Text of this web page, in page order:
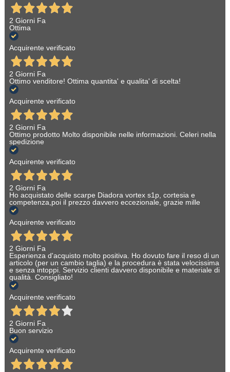
2 Giorni Fa
Ottima
Acquirente verificato
2 Giorni Fa
Ottimo venditore! Ottima quantita' e qualita' di scelta!
Acquirente verificato
2 Giorni Fa
Ottimo prodotto Molto disponibile nelle informazioni. Celeri nella
spedizione
Acquirente verificato
2 Giorni Fa
Ho acquistato delle scarpe Diadora vortex s1p, cortesia e
competenza,poi il prezzo davvero eccezionale, grazie mille
Acquirente verificato
2 Giorni Fa
Esperienza d'acquisto molto positiva. Ho dovuto fare il reso di un
articolo (per un cambio taglia) e la procedura è stata velocissima
e senza intoppi. Servizio clienti davvero disponibile e materiale di
qualità. Consigliato!
Acquirente verificato
2 Giorni Fa
Buon servizio
Acquirente verificato